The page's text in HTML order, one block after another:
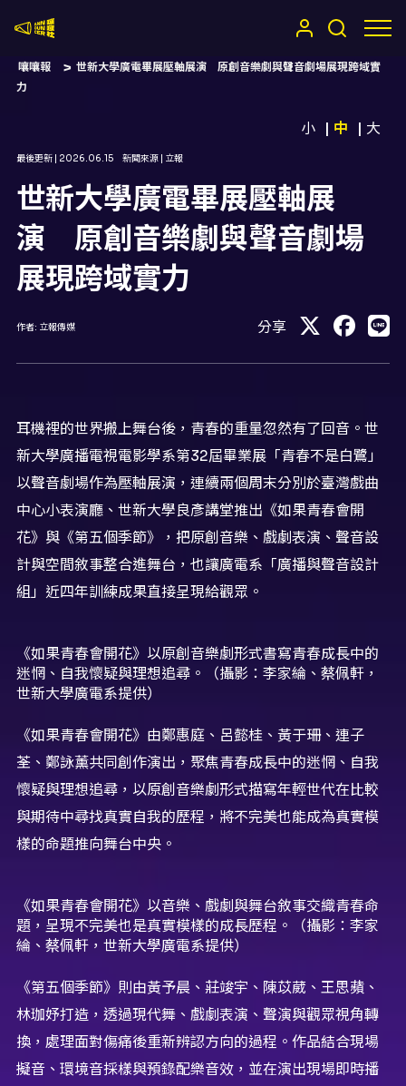
嚷嚷報
世新大學廣電畢展壓軸展演 原創音樂劇與聲音劇場展現跨域實
力
小 中 大
最後更新 | 2026.06.15 新聞來源 | 立報
世新大學廣電畢展壓軸展
演 原創音樂劇與聲音劇場
展現跨域實力
作者: 立報傳媒 分享
耳機裡的世界搬上舞台後，青春的重量忽然有了回音。世
新大學廣播電視電影學系第32屆畢業展「青春不是白鷺」
以聲音劇場作為壓軸展演，連續兩個周末分別於臺灣戲曲
中心小表演廳、世新大學良彥講堂推出《如果青春會開
花》與《第五個季節》，把原創音樂、戲劇表演、聲音設
計與空間敘事整合進舞台，也讓廣電系「廣播與聲音設計
組」近四年訓練成果直接呈現給觀眾。
《如果青春會開花》以原創音樂劇形式書寫青春成長中的
迷惘、自我懷疑與理想追尋。（攝影：李家綸、蔡佩軒，
世新大學廣電系提供）
《如果青春會開花》由鄭惠庭、呂懿桂、黃于珊、連子
荃、鄭詠薰共同創作演出，聚焦青春成長中的迷惘、自我
懷疑與理想追尋，以原創音樂劇形式描寫年輕世代在比較
與期待中尋找真實自我的歷程，將不完美也能成為真實模
樣的命題推向舞台中央。
《如果青春會開花》以音樂、戲劇與舞台敘事交織青春命
題，呈現不完美也是真實模樣的成長歷程。（攝影：李家
綸、蔡佩軒，世新大學廣電系提供）
《第五個季節》則由黃予晨、莊竣宇、陳苡葳、王思蘋、
林珈妤打造，透過現代舞、戲劇表演、聲演與觀眾視角轉
換，處理面對傷痛後重新辨認方向的過程。作品結合現場
擬音、環境音採樣與預錄配樂音效，並在演出現場即時播